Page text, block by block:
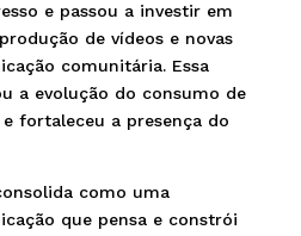
e passou a investir em
de vídeos e novas
comunitária. Essa
a evolução do consumo de
fortaleceu a presença do
como uma
que pensa e constrói